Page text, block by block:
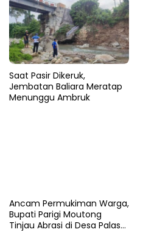
Saat Pasir Dikeruk,
Jembatan Baliara Meratap
Menunggu Ambruk
Ancam Permukiman Warga,
Bupati Parigi Moutong
Tinjau Abrasi di Desa Palasa